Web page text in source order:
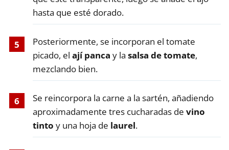
hasta que esté dorado.
Posteriormente, se incorporan el tomate
picado, el ají panca y la salsa de tomate,
mezclando bien.
Se reincorpora la carne a la sartén, añadiendo
aproximadamente tres cucharadas de vino
tinto y una hoja de laurel.